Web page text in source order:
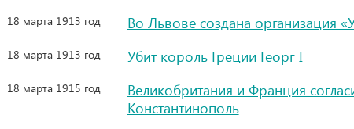
18 марта 1913 год Во Львове создана организация
18 марта 1913 год Убит король Греции Георг I
18 марта 1915 год
Великобритания и Франция
Константинополь